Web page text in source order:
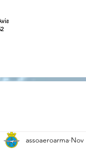
d'Italia ETS
assoaeroarma Nov